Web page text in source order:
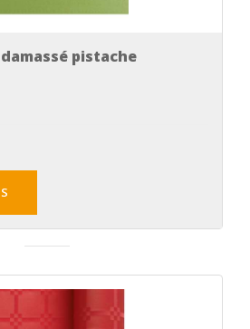
pistache